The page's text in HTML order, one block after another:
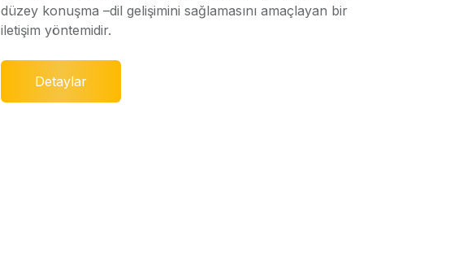
düzey konuşma –dil gelişimini sağlamasını amaçlayan bir
iletişim yöntemidir.
Detaylar